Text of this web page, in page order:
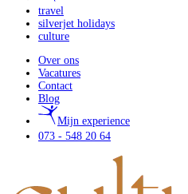
travel
silverjet holidays
culture
Over ons
Vacatures
Contact
Blog
Mijn experience
073 - 548 20 64